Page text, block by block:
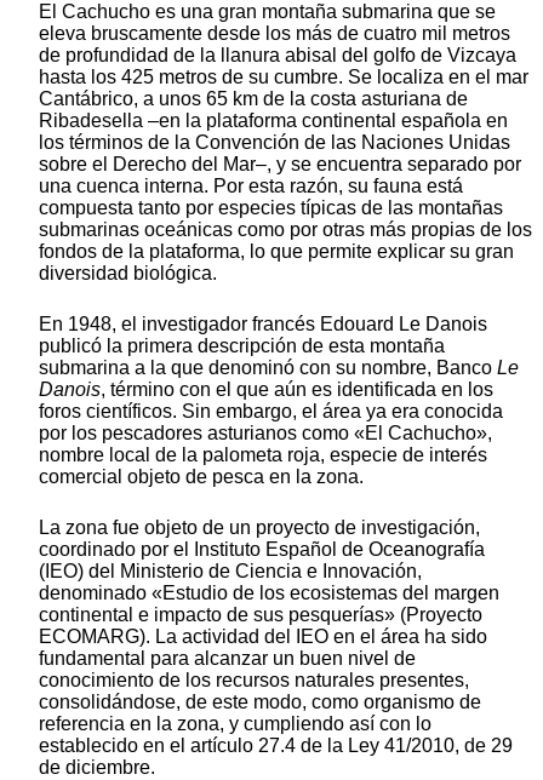
El Cachucho es una gran montaña submarina que se
eleva bruscamente desde los más de cuatro mil metros
de profundidad de la llanura abisal del golfo de Vizcaya
hasta los 425 metros de su cumbre. Se localiza en el mar
Cantábrico, a unos 65 km de la costa asturiana de
Ribadesella –en la plataforma continental española en
los términos de la Convención de las Naciones Unidas
sobre el Derecho del Mar–, y se encuentra separado por
una cuenca interna. Por esta razón, su fauna está
compuesta tanto por especies típicas de las montañas
submarinas oceánicas como por otras más propias de los
fondos de la plataforma, lo que permite explicar su gran
diversidad biológica.
En 1948, el investigador francés Edouard Le Danois
publicó la primera descripción de esta montaña
submarina a la que denominó con su nombre, Banco Le
Danois, término con el que aún es identificada en los
foros científicos. Sin embargo, el área ya era conocida
por los pescadores asturianos como «El Cachucho»,
nombre local de la palometa roja, especie de interés
comercial objeto de pesca en la zona.
La zona fue objeto de un proyecto de investigación,
coordinado por el Instituto Español de Oceanografía
(IEO) del Ministerio de Ciencia e Innovación,
denominado «Estudio de los ecosistemas del margen
continental e impacto de sus pesquerías» (Proyecto
ECOMARG). La actividad del IEO en el área ha sido
fundamental para alcanzar un buen nivel de
conocimiento de los recursos naturales presentes,
consolidándose, de este modo, como organismo de
referencia en la zona, y cumpliendo así con lo
establecido en el artículo 27.4 de la Ley 41/2010, de 29
de diciembre.